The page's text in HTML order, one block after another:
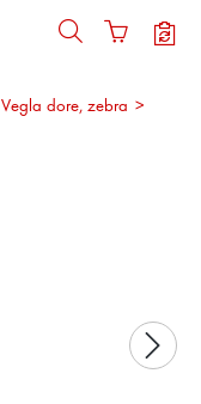
Vegla dore, zebra >